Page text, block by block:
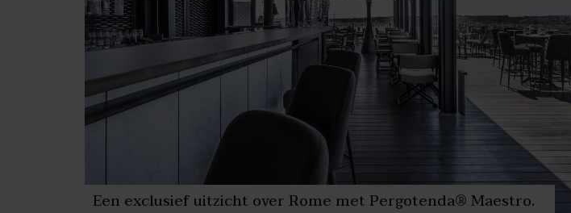
Een exclusief uitzicht over Rome met Pergotenda® Maestro.